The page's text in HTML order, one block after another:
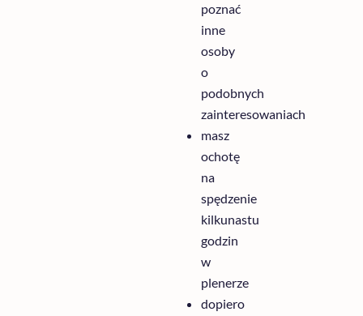
poznać
inne
osoby
o
podobnych
zainteresowaniach
masz
ochotę
na
spędzenie
kilkunastu
godzin
w
plenerze
dopiero